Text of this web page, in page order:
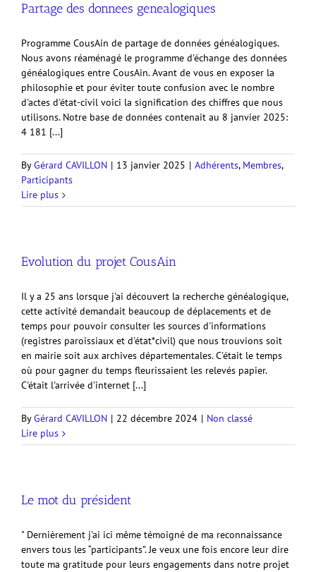
Partage des donnees genealogiques
Programme CousAin de partage de données généalogiques.
Nous avons réaménagé le programme d'échange des données
généalogiques entre CousAin. Avant de vous en exposer la
philosophie et pour éviter toute confusion avec le nombre
d'actes d'état-civil voici la signification des chiffres que nous
utilisons. Notre base de données contenait au 8 janvier 2025:
4 181 [...]
ByGérard CAVILLON | 13 janvier 2025 | Adhérents, Membres,
Participants
Lire plus
Evolution du projet CousAin
Il y a 25 ans lorsque j'ai découvert la recherche généalogique,
cette activité demandait beaucoup de déplacements et de
temps pour pouvoir consulter les sources d'informations
(registres paroissiaux et d'état*civil) que nous trouvions soit
en mairie soit aux archives départementales. C'était le temps
où pour gagner du temps fleurissaient les relevés papier.
C'était l'arrivée d'internet [...]
ByGérard CAVILLON | 22 décembre 2024 | Non classé
Lire plus
Le mot du président
" Dernièrement j'ai ici même témoigné de ma reconnaissance
envers tous les “participants”. Je veux une fois encore leur dire
toute ma gratitude pour leurs engagements dans notre projet